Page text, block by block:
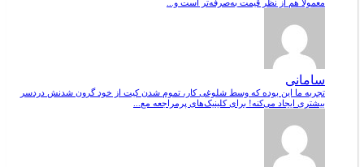
معمولاً هم از نظر قیمت به‌صرفه‌تر است و...
سامانی
تجربه ما این بوده که وسط شلوغی کار، تموم شدن کیت از خود گرون شدنش دردسر
بیشتری ایجاد می‌کنه! برای کلینیک‌های پرمراجعه مع...